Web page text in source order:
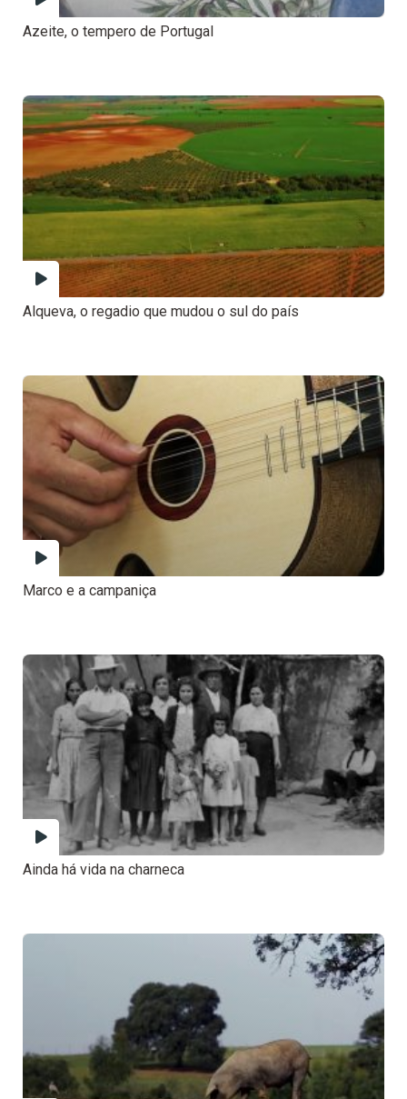
Azeite, o tempero de Portugal
Alqueva, o regadio que mudou o sul do país
Marco e a campaniça
Ainda há vida na charneca